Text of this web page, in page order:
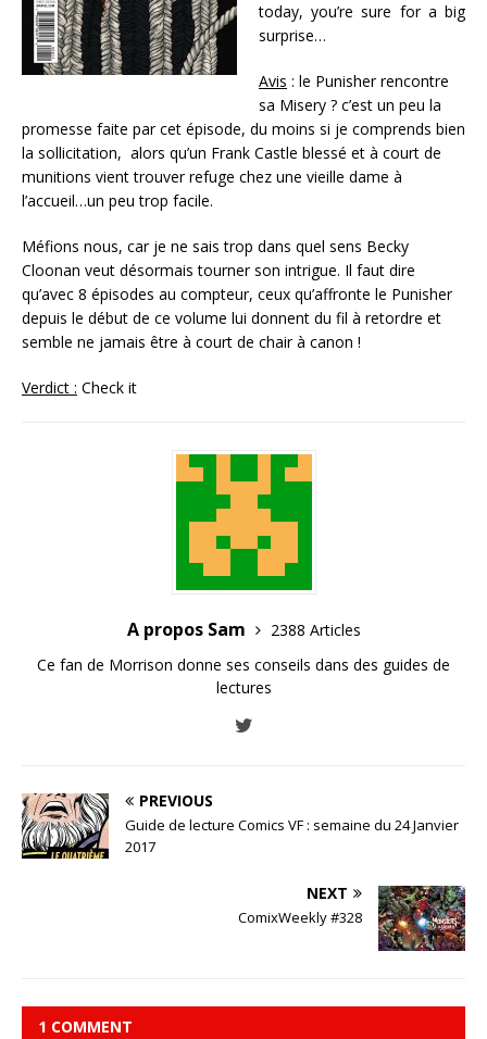
today, you’re sure for a big
surprise…
Avis : le Punisher rencontre
sa Misery ? c’est un peu la
promesse faite par cet épisode, du moins si je comprends bien
la sollicitation, alors qu’un Frank Castle blessé et à court de
munitions vient trouver refuge chez une vieille dame à
l’accueil…un peu trop facile.
Méfions nous, car je ne sais trop dans quel sens Becky
Cloonan veut désormais tourner son intrigue. Il faut dire
qu’avec 8 épisodes au compteur, ceux qu’affronte le Punisher
depuis le début de ce volume lui donnent du fil à retordre et
semble ne jamais être à court de chair à canon !
Verdict : Check it
A propos Sam
2388 Articles
Ce fan de Morrison donne ses conseils dans des guides de
lectures
PREVIOUS
Guide de lecture Comics VF : semaine du 24 Janvier
2017
NEXT
ComixWeekly #328
1 COMMENT